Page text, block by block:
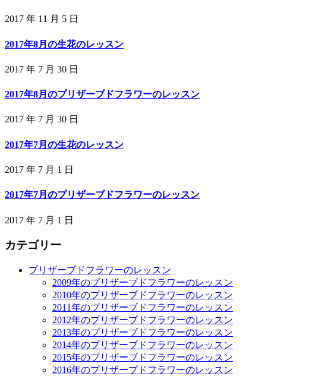
2017 年 11 月 5 日
2017年8月の生花のレッスン
2017 年 7 月 30 日
2017年8月のプリザーブドフラワーのレッスン
2017 年 7 月 30 日
2017年7月の生花のレッスン
2017 年 7 月 1 日
2017年7月のプリザーブドフラワーのレッスン
2017 年 7 月 1 日
カテゴリー
プリザーブドフラワーのレッスン
2009年のプリザーブドフラワーのレッスン
2010年のプリザーブドフラワーのレッスン
2011年のプリザーブドフラワーのレッスン
2012年のプリザーブドフラワーのレッスン
2013年のプリザーブドフラワーのレッスン
2014年のプリザーブドフラワーのレッスン
2015年のプリザーブドフラワーのレッスン
2016年のプリザーブドフラワーのレッスン